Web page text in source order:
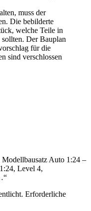
muss der
Die bebilderte
welche Teile in
Der Bauplan
für die
sind verschlossen
Modellbausatz Auto 1:24 –
Level 4,
Erforderliche